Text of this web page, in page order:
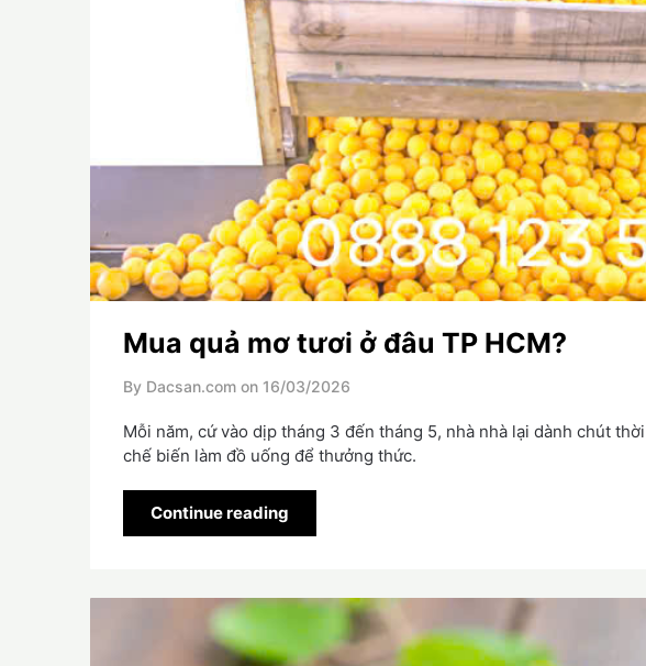
Mua quả mơ tươi ở đâu TP HCM?
By Dacsan.com on 16/03/2026
Mỗi năm, cứ vào dịp tháng 3 đến tháng 5, nhà nhà lại dành chút
chế biến làm đồ uống để thưởng thức.
Continue reading